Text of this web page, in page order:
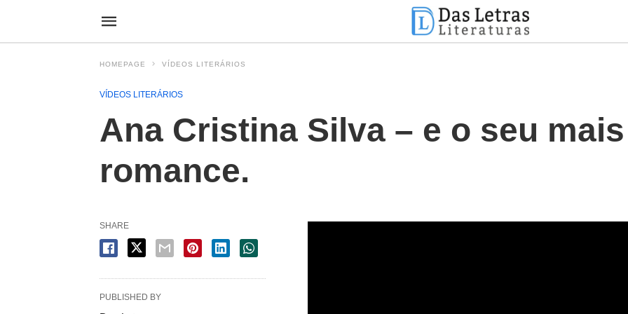
HOMEPAGE VÍDEOS LITERÁRIOS
VÍDEOS LITERÁRIOS
Ana Cristina Silva – e o seu
romance.
SHARE
PUBLISHED BY